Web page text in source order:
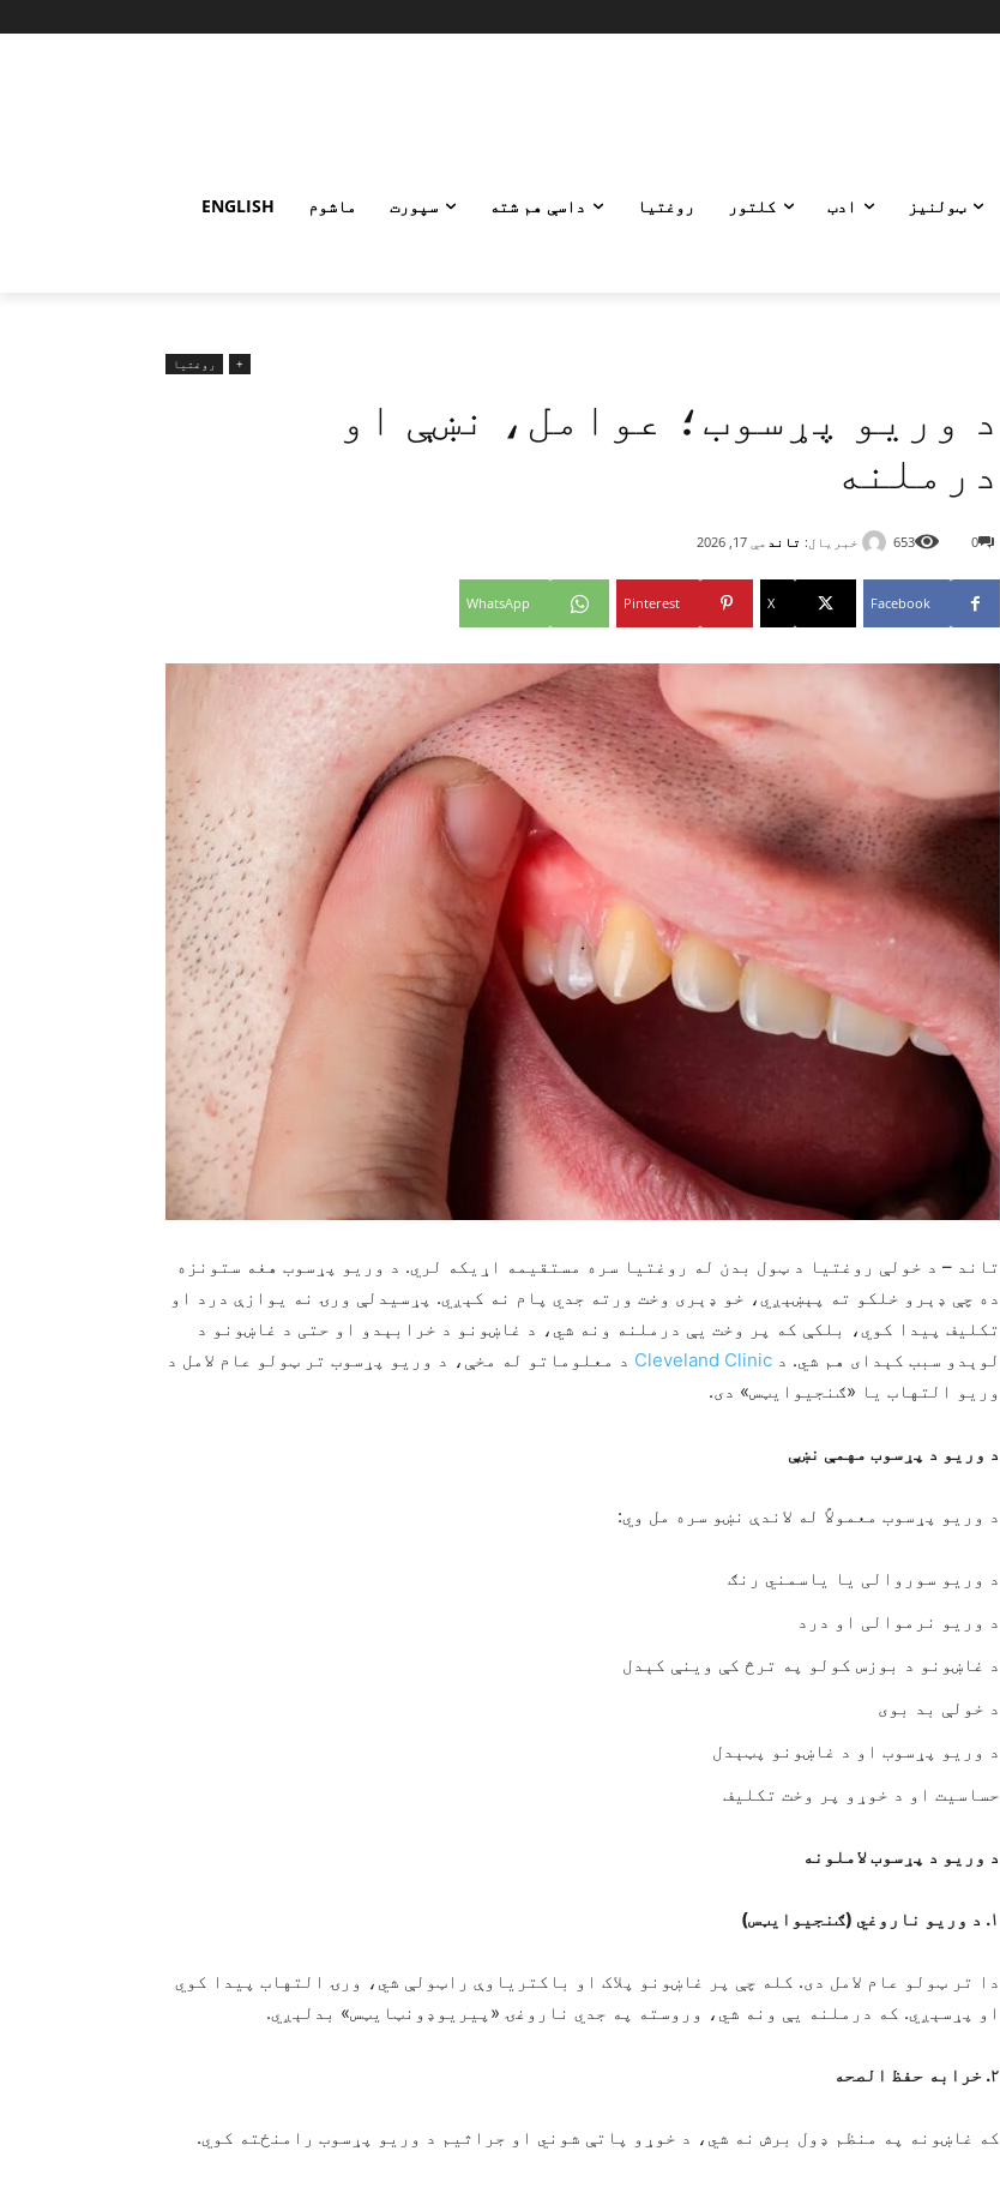
ټولنیز ادب کلتور روغتیا داسې هم شته سپورت ماشوم ENGLISH
+ روغتیا
د وریو پړسوب؛ عوامل، نښې او
درملنه
خبریال: تاند مې 17, 2026 0
653
Facebook
X
Pinterest
WhatsApp
تاند – د خولې روغتیا د ټول بدن له روغتیا سره مستقیمه اړیکه لري. د وریو پړسوب هغه ستونزه
ده چې ډېرو خلکو ته پېښېږي، خو ډېری وخت ورته جدي پام نه کېږي. پړسیدلې ورۍ نه یوازې درد او
تکلیف پیدا کوي، بلکې که پر وخت یې درملنه ونه شي، د غاښونو د خرابېدو او حتی د غاښونو د
لوېدو سبب کېدای هم شي. د Cleveland Clinic د معلوماتو له مخې، د وریو پړسوب تر ټولو عام لامل د
وریو التهاب یا «ګنجیوایټس» دی.
د وریو د پړسوب مهمې نښې
د وریو پړسوب معمولاً له لاندې نښو سره مل وي:
د وریو سوروالی یا یاسمني رنګ
د وریو نرموالی او درد
د غاښونو د بوزس کولو په ترڅ کې وینې کېدل
د خولې بد بوی
د وریو پړسوب او د غاښونو پټېدل
حساسیت او د خوړو پر وخت تکلیف
د وریو د پړسوب لاملونه
۱. د وریو ناروغي (ګنجیوایټس)
دا تر ټولو عام لامل دی. کله چې پر غاښونو پلاک او باکتریاوې راټولې شي، ورۍ التهاب پیدا کوي
او پړسېږي. که درملنه یې ونه شي، وروسته په جدي ناروغۍ «پیریوډونټایټس» بدلېږي.
۲. خرابه حفظ الصحه
که غاښونه په منظم ډول برش نه شي، د خوړو پاتې شوني او جراثیم د وریو پړسوب رامنځته کوي.